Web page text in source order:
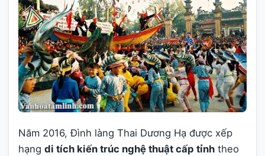
Năm 2016, Đình làng Thai Dương Hạ được xếp
hạng di tích kiến trúc nghệ thuật cấp tỉnh theo